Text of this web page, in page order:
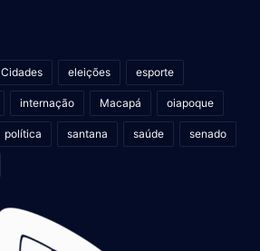
Cidades eleições esporte
internação Macapá oiapoque
política santana saúde senado